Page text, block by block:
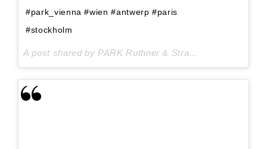
#park_vienna #wien #antwerp #paris
#stockholm
A post shared by PARK Ruthner & Strasser GmbH (@park_wien) on